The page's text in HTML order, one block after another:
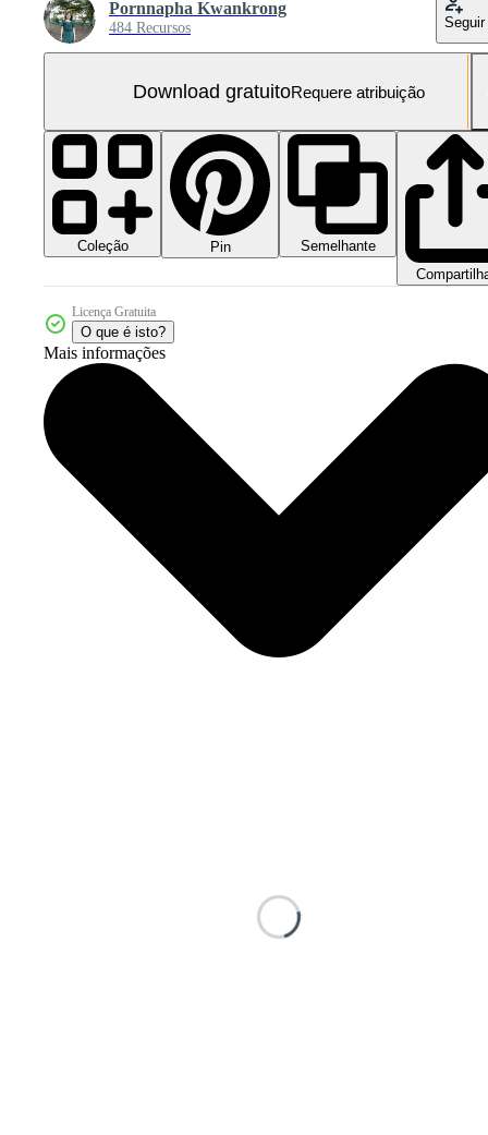
Pornnapha Kwankrong
484 Recursos Seguir
Download gratuitoRequere atribuição
Coleção Pin
Semelhante
Licença Gratuita
O que é isto?
Mais informações